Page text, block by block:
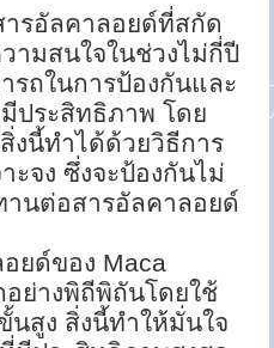
ารอัลคาลอยด์ที่สกัด
ามสนใจในช่วงไม่กี่ปี
รถในการป้องกันและ
ประสิทธิภาพ โดย
งนี้ทำได้ด้วยวิธีการ
ะจง ซึ่งจะป้องกันไม่
นต่อสารอัลคาลอยด์
ยด์ของ Maca
อย่างพิถีพิถันโดยใช้
นสูง สิ่งนี้ทำให้มั่นใจ